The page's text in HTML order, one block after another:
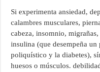
Si experimenta ansiedad,
calambres musculares,
cabeza, insomnio,
insulina (que desempeña
poliquístico y la diabetes),
huesos o músculos.